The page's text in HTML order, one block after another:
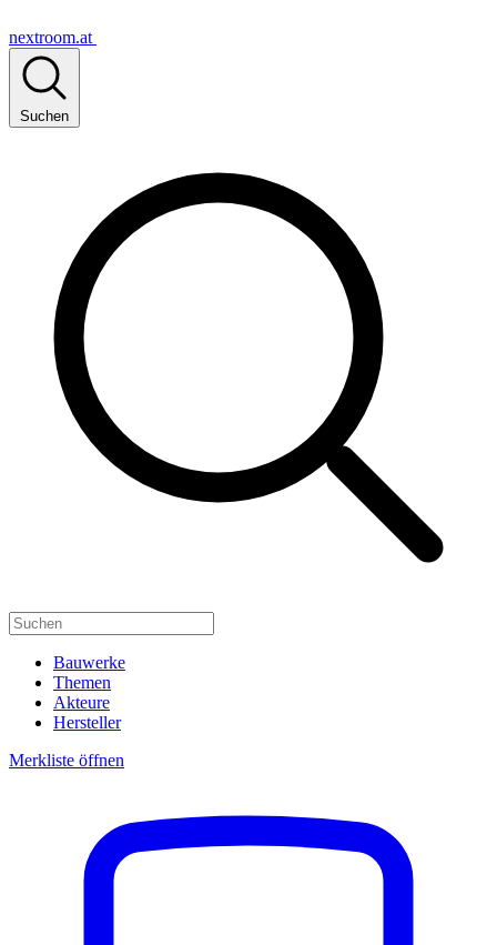
nextroom.at
Suchen
Bauwerke
Themen
Akteure
Hersteller
Merkliste öffnen